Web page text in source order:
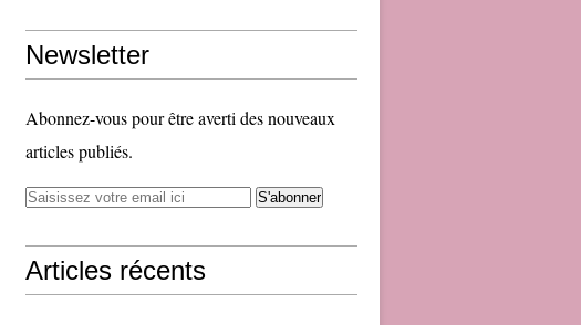
Newsletter
Abonnez-vous pour être averti des nouveaux
articles publiés.
Articles récents